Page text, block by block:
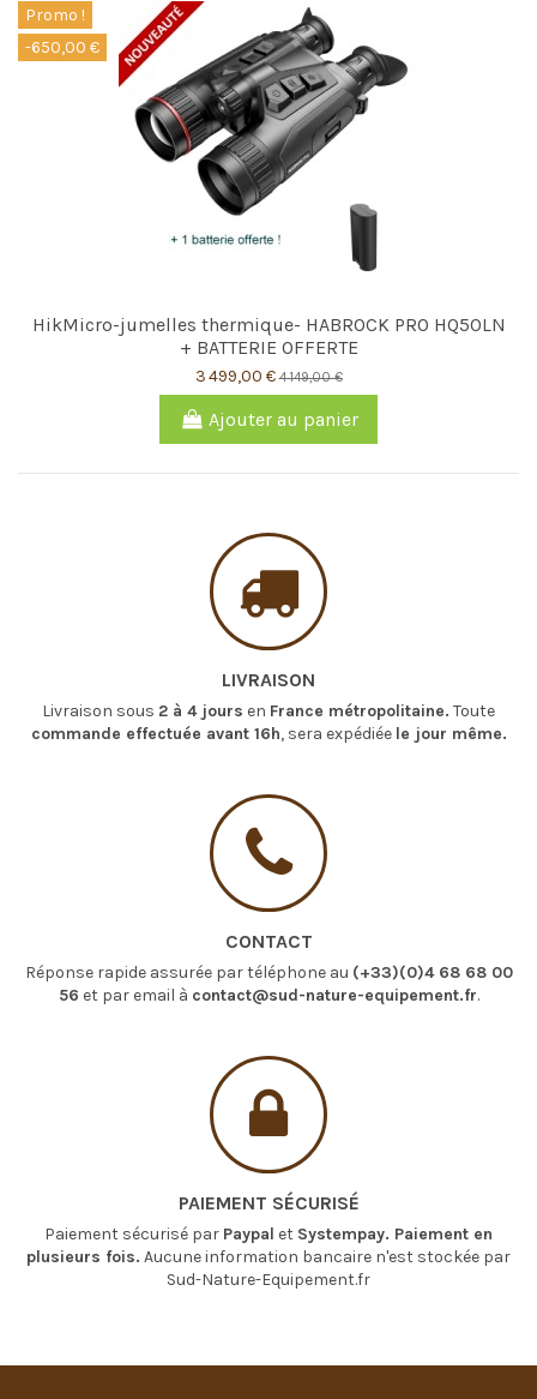
Promo !
-650,00 €
HikMicro-jumelles thermique- HABROCK PRO HQ50LN
+ BATTERIE OFFERTE
3 499,00 €4 149,00 €
Ajouter au panier
LIVRAISON
Livraison sous 2 à 4 jours en France métropolitaine. Toute
commande effectuée avant 16h, sera expédiée le jour même.
CONTACT
Réponse rapide assurée par téléphone au (+33)(0)4 68 68 00
56 et par email à contact@sud-nature-equipement.fr.
PAIEMENT SÉCURISÉ
Paiement sécurisé par Paypal et Systempay. Paiement en
plusieurs fois. Aucune information bancaire n'est stockée par
Sud-Nature-Equipement.fr